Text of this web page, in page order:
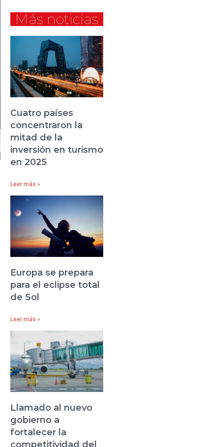
Más noticias
Cuatro países
concentraron la
mitad de la
inversión en turismo
en 2025
Leer más »
Europa se prepara
para el eclipse total
de Sol
Leer más »
Llamado al nuevo
gobierno a
fortalecer la
competitividad del